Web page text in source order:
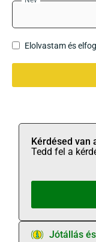
Elolvastam és
Kérdésed van
Tedd fel a
Jótállás